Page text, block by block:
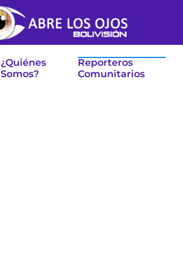
¿Quiénes
Somos?
Reporteros
Comunitarios